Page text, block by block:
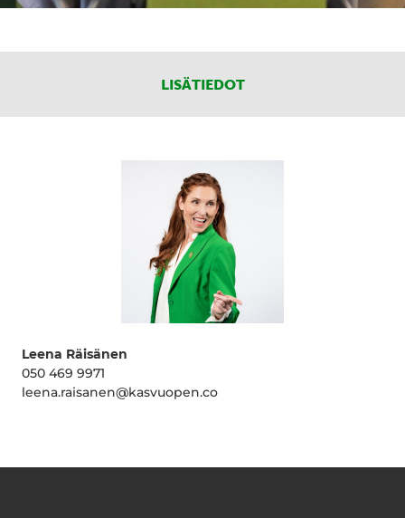
LISÄTIEDOT
Leena Räisänen
050 469 9971
leena.raisanen@kasvuopen.co